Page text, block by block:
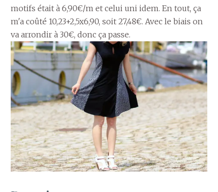
motifs était à 6,90€/m et celui uni idem. En tout, ça
m'a coûté 10,23+2,5x6,90, soit 27,48€. Avec le biais on
va arrondir à 30€, donc ça passe.